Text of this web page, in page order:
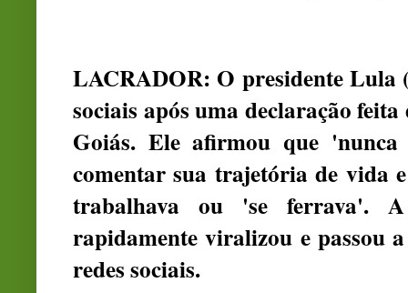
LACRADOR: O presidente Lula
sociais após uma declaração
Goiás. Ele afirmou que
comentar sua trajetória de vida
trabalhava ou 'se ferrava'.
rapidamente viralizou e passou
redes sociais.